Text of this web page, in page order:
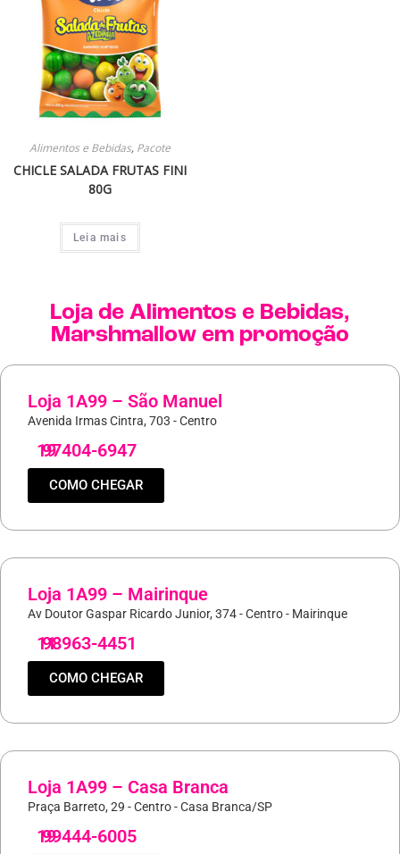
Alimentos e Bebidas, Pacote
CHICLE SALADA FRUTAS FINI
80G
Leia mais
Loja de Alimentos e Bebidas,
Marshmallow em promoção
Loja 1A99 – São Manuel
Avenida Irmas Cintra, 703 - Centro
19
97404-6947
COMO CHEGAR
Loja 1A99 – Mairinque
Av Doutor Gaspar Ricardo Junior, 374 - Centro - Mairinque
11
98963-4451
COMO CHEGAR
Loja 1A99 – Casa Branca
Praça Barreto, 29 - Centro - Casa Branca/SP
19
99444-6005